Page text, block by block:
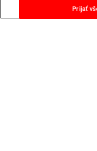
Prijať